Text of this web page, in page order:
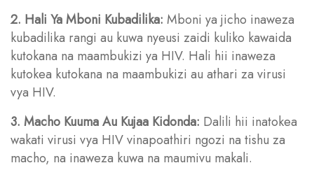
2. Hali Ya Mboni Kubadilika: Mboni ya jicho inaweza
kubadilika rangi au kuwa nyeusi zaidi kuliko kawaida
kutokana na maambukizi ya HIV. Hali hii inaweza
kutokea kutokana na maambukizi au athari za virusi
vya HIV.
3. Macho Kuuma Au Kujaa Kidonda: Dalili hii inatokea
wakati virusi vya HIV vinapoathiri ngozi na tishu za
macho, na inaweza kuwa na maumivu makali.